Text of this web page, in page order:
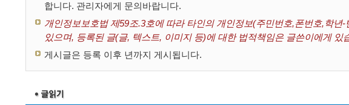
합니다. 관리자에게 문의바랍니다.
개인정보보호법 제59조.3호에 따라 타인의 개인정보(주민번호,폰번호,학
있으며, 등록된 글(글, 텍스트, 이미지 등)에 대한 법적책임은 글쓴이에게 있
게시글은 등록 이후 년까지 게시됩니다.